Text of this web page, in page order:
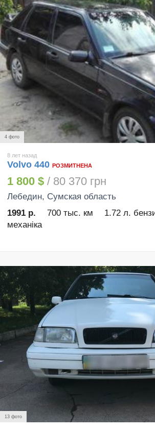
4 фото
8 лет назад
Volvo 440 РОЗМИТНЕНА
1 800 $ / 80 370 грн
Лебедин, Сумская область
1991 р.
700 тыс. км 1.72 л.
механіка
13 фото